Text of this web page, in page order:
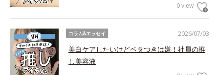
0 view
2026/07/03
コラム&エッセイ
美白ケアしたいけどベタつきは嫌！社員の推
し美容液